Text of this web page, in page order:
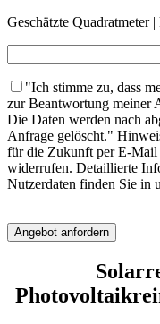
Geschätzte Quadratmeter
"Ich stimme zu, dass
zur Beantwortung meiner
Die Daten werden nach
Anfrage gelöscht."
für die Zukunft per E-
widerrufen. Detaillierte
Nutzerdaten finden Sie in
lassen
leer.